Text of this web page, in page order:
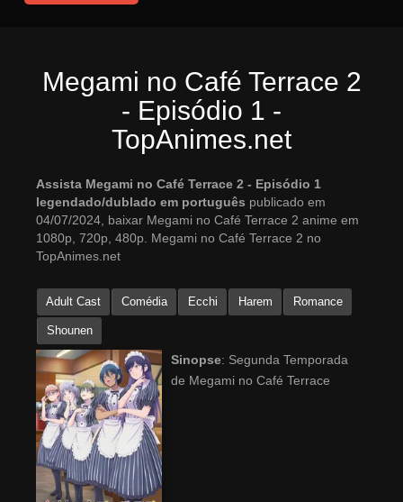
Megami no Café Terrace 2
- Episódio 1 -
TopAnimes.net
Assista Megami no Café Terrace 2 - Episódio 1
legendado/dublado em português publicado em
04/07/2024, baixar Megami no Café Terrace 2 anime em
1080p, 720p, 480p. Megami no Café Terrace 2 no
TopAnimes.net
Adult Cast Comédia Ecchi Harem Romance
Shounen
Sinopse: Segunda Temporada
de Megami no Café Terrace